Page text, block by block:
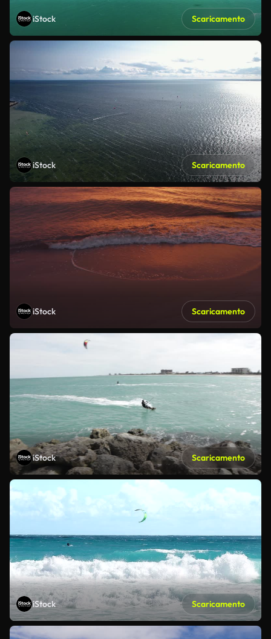
iStock Scaricamento
iStock Scaricamento
iStock Scaricamento
iStock Scaricamento
iStock Scaricamento